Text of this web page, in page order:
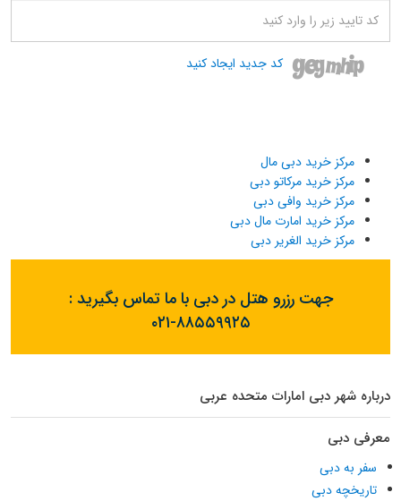
کد جدید ایجاد کنید
مرکز خرید دبی مال
مرکز خرید مرکاتو دبی
مرکز خرید وافی دبی
مرکز خرید امارت مال دبی
مرکز خرید الغریر دبی
جهت رزرو هتل در دبی با ما تماس بگیرید :
۰۲۱-۸۸۵۵۹۹۲۵
درباره شهر دبی امارات متحده عربی
معرفی دبی
سفر به دبی
تاریخچه دبی